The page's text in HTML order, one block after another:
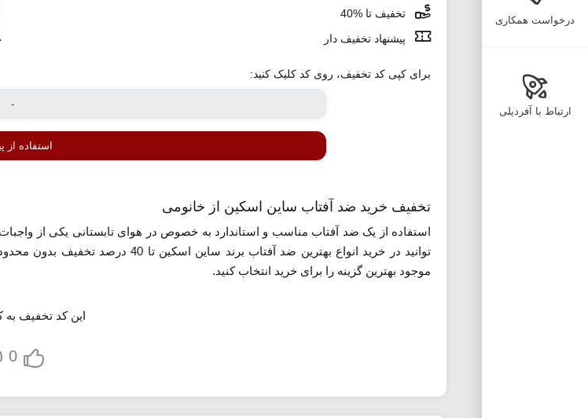
درخواست همکاری
ارتباط با آفردیلی
تخفیف تا %40
پیشنهاد تخفیف دار
برای کپی کد تخفیف، روی کد کلیک کنید:
استفاده از
تخفیف خرید ضد آفتاب ساین اسکین از خانومی
استفاده از یک ضد آفتاب مناسب و استاندارد به خصوص در هوای تابستانی یکی از
توانید در خرید انواع بهترین ضد
موجود بهترین گزینه را برای خرید انتخاب کنید.
این کد تخفیف به
0